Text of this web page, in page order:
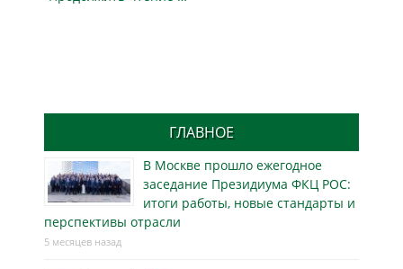
ГЛАВНОЕ
В Москве прошло ежегодное
заседание Президиума ФКЦ РОС:
итоги работы, новые стандарты и
перспективы отрасли
5 месяцев назад